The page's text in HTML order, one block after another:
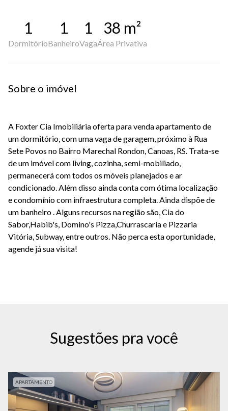
1
Dormitório
1
Banheiro
1
Vaga
38 m²
Área Privativa
Sobre o imóvel
A Foxter Cia Imobiliária oferta para venda apartamento de
um dormitório, com uma vaga de garagem, próximo à Rua
Sete Povos no Bairro Marechal Rondon, Canoas, RS. Trata-se
de um imóvel com living, cozinha, semi-mobiliado,
permanecerá com todos os móveis planejados e ar
condicionado. Além disso ainda conta com ótima localização
e condomínio com infraestrutura completa. Ainda dispõe de
um banheiro . Alguns recursos na região são, Cia do
Sabor,Habib's, Domino's Pizza,Churrascaria e Pizzaria
Vitória, Subway, entre outros. Não perca esta oportunidade,
agende já sua visita!
Sugestões pra você
APARTAMENTO